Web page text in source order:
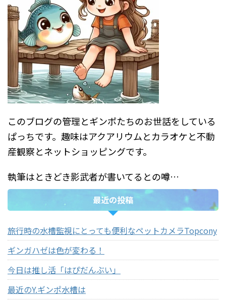
このブログの管理とギンポたちのお世話をしている
ぱっちです。趣味はアクアリウムとカラオケと不動
産観察とネットショッピングです。
執筆はときどき影武者が書いてるとの噂…
最近の投稿
旅行時の水槽監視にとっても便利なペットカメラTopcony
ギンガハゼは色が変わる！
今日は推し活「はぴだんぶい」
最近のY.ギンポ水槽は